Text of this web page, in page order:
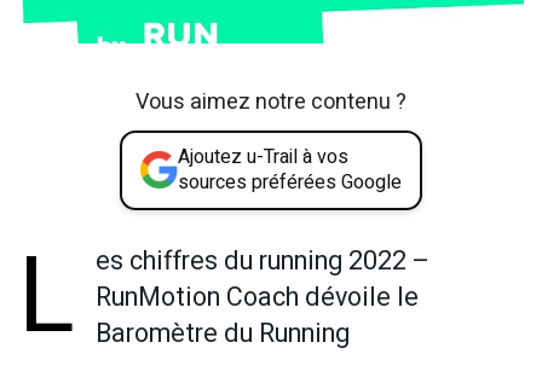
Vous aimez notre contenu ?
Ajoutez u-Trail à vos
sources préférées Google
L
es chiffres du running 2022 –
RunMotion Coach dévoile le
Baromètre du Running